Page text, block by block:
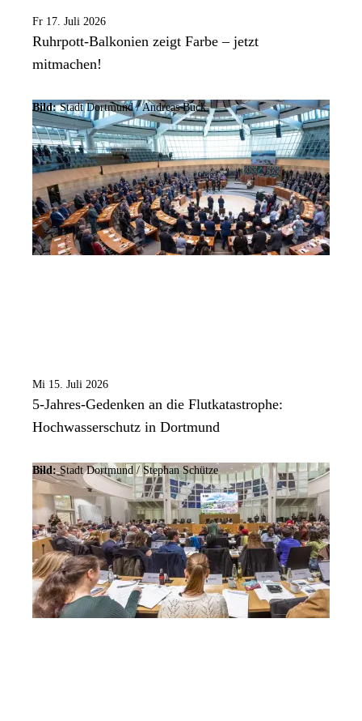
Fr 17. Juli 2026
Ruhrpott-Balkonien zeigt Farbe – jetzt
mitmachen!
Bild:Stadt Dortmund /Andreas Buck
Mi 15. Juli 2026
5-Jahres-Gedenken an die Flutkatastrophe:
Hochwasserschutz in Dortmund
Bild:Stadt Dortmund / Stephan Schütze